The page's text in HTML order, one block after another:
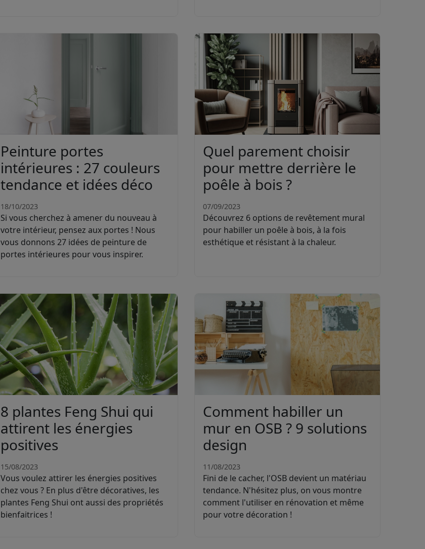
Peinture portes
intérieures : 27 couleurs
tendance et idées déco
18/10/2023
Si vous cherchez à amener du nouveau à
votre intérieur, pensez aux portes ! Nous
vous donnons 27 idées de peinture de
portes intérieures pour vous inspirer.
Quel parement choisir
pour mettre derrière le
poêle à bois ?
07/09/2023
Découvrez 6 options de revêtement mural
pour habiller un poêle à bois, à la fois
esthétique et résistant à la chaleur.
8 plantes Feng Shui qui
attirent les énergies
positives
15/08/2023
Vous voulez attirer les énergies positives
chez vous ? En plus d'être décoratives, les
plantes Feng Shui ont aussi des propriétés
bienfaitrices !
Comment habiller un
mur en OSB ? 9 solutions
design
11/08/2023
Fini de le cacher, l'OSB devient un matériau
tendance. N'hésitez plus, on vous montre
comment l'utiliser en rénovation et même
pour votre décoration !